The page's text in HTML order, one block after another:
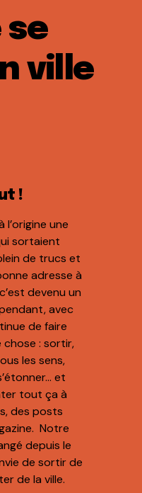
se
ville
!
l’origine une
sortaient
de trucs et
adresse à
devenu un
avec
de faire
chose : sortir,
les sens,
et
tout ça à
des posts
Notre
depuis le
de sortir de
de la ville.